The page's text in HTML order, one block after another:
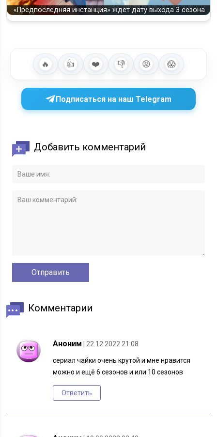
«Предпоследняя инстанция» ждёт дату выхода 3 сезона
🔥 👍 ❤️ 👎 😡 😱
Подписаться на наш Telegram
Добавить комментарий
Комментарии
Аноним | 22.12.2022 21:08
сериал чайки очень крутой и мне нравится
можно и ещё 6 сезонов и или 10 сезонов
Ответить